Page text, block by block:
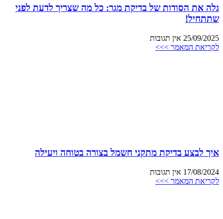
גלה את הסודות של בדיקת מגר: כל מה שצריך לדעת לפני
שתתחיל!
25/09/2025 אין תגובות
לקריאת המאמר >>>
איך לבצע בדיקת מתקני חשמל בצורה בטוחה ויעילה
17/08/2024 אין תגובות
לקריאת המאמר >>>